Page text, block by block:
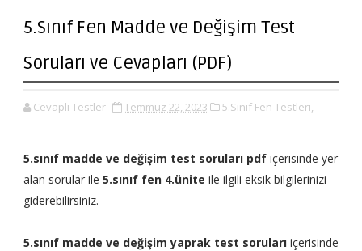
5.Sınıf Fen Madde ve Değişim Test
Soruları ve Cevapları (PDF)
Cevaplı Testler Temmuz 22, 2023 5.Sınıf Fen Testleri,
5.sınıf madde ve değişim test soruları pdfiçerisinde yer
alan sorular ile 5.sınıf fen 4.ünite ile ilgili eksik bilgilerinizi
giderebilirsiniz.
5.sınıf madde ve değişim yaprak test sorularıiçerisinde